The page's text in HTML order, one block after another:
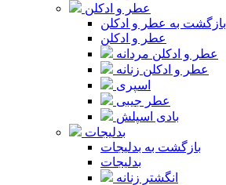
عطر و ادکلن
بازگشت به عطر و ادکلن
عطر و ادکلن
عطر و ادکلن مردانه
عطر و ادکلن زنانه
اسپری
عطر جیبی
بادی اسپلش
بدلیجات
بازگشت به بدلیجات
بدلیجات
انگشتر زنانه